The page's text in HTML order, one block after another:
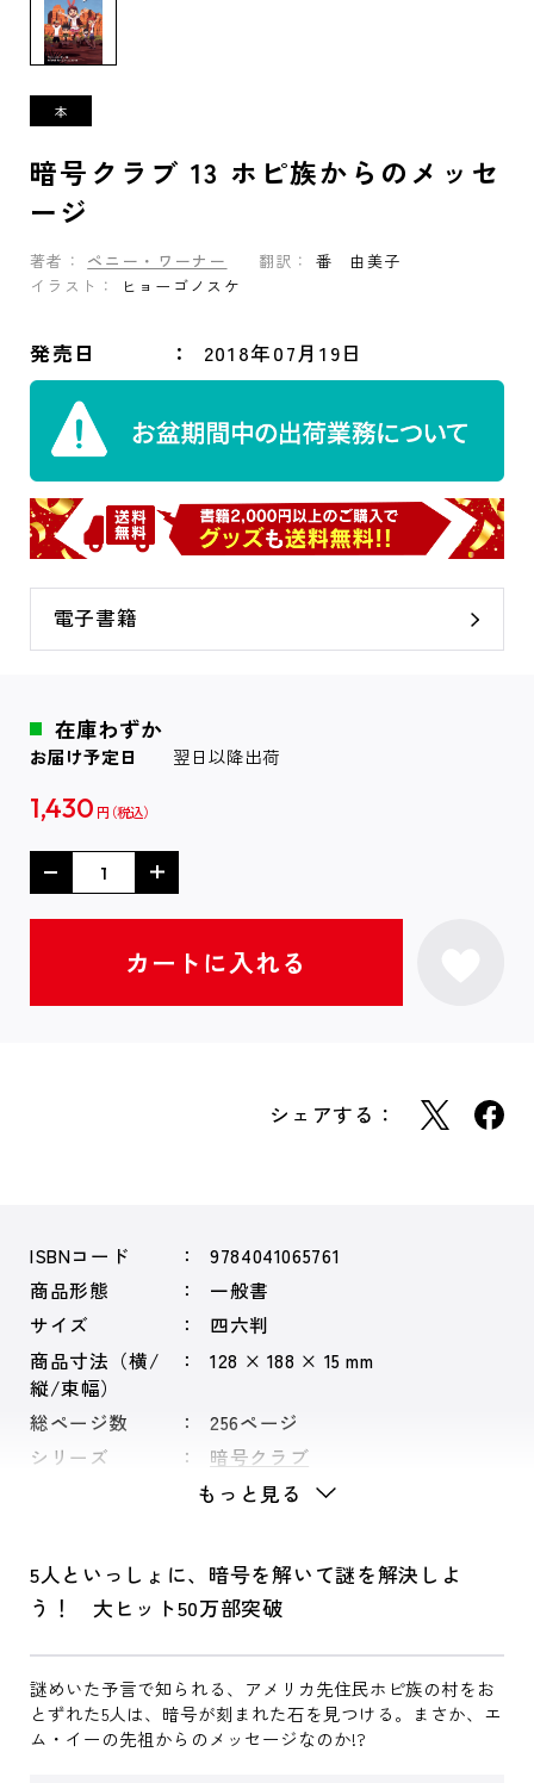
暗号クラブ 13 ホピ族からのメッセ
ージ
著者： ペニー・ワーナー 翻訳：
番 由美子
イラスト：
ヒョーゴノスケ
発売日 2018年07月19日
電子書籍
在庫わずか
お届け予定日 翌日以降出荷
1,430 円
シェアする：
ISBNコード
9784041065761
商品形態
一般書
サイズ
四六判
商品寸法（横/
縦/束幅）
128 × 188 × 15 mm
総ページ数
256ページ
シリーズ
暗号クラブ
もっと見る
5人といっしょに、暗号を解いて謎を解決しよ
う！ 大ヒット50万部突破
謎めいた予言で知られる、アメリカ先住民ホピ族の村をお
とずれた5人は、暗号が刻まれた石を見つける。まさか、エ
ム・イーの先祖からのメッセージなのか!?